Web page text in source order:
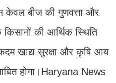
केवल बीज की गुणवत्ता और
किसानों की आर्थिक स्थिति
खाद्य सुरक्षा और कृषि आय
होगा।Haryana News